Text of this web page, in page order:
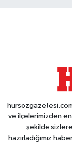
ve ilçelerimizden
şekilde
hazırladığımız